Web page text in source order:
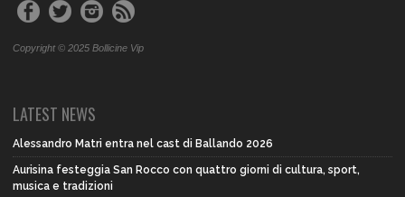
Copyright © 2025 Bollicine Vip
LATEST NEWS
Alessandro Matri entra nel cast di Ballando 2026
Aurisina festeggia San Rocco con quattro giorni di cultura, sport,
musica e tradizioni